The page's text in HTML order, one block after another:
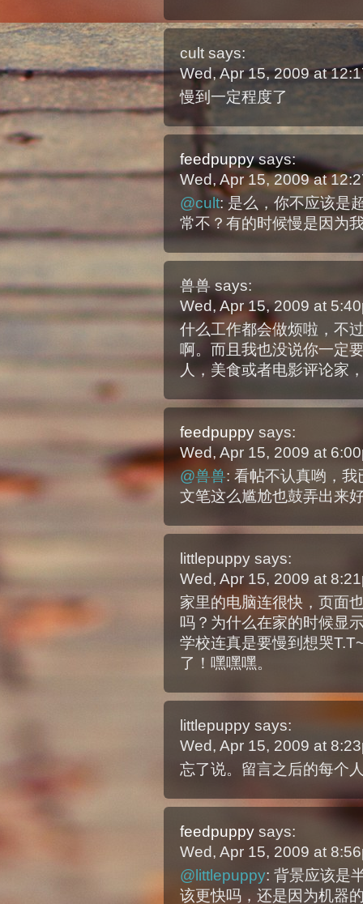
cult says:
Wed, Apr 15, 2009 at
慢到一定程度了
feedpuppy says:
Wed, Apr 15, 2009 at
@cult: 是么，你不应该是
常不？有的时候慢是因为
兽兽 says:
Wed, Apr 15, 2009 at
什么工作都会做烦啦，不
啊。而且我也没说你一定
人，美食或者电影评论家
feedpuppy says:
Wed, Apr 15, 2009 at
@兽兽: 看帖不认真哟，
文笔这么尴尬也鼓弄出来
littlepuppy says:
Wed, Apr 15, 2009 at
家里的电脑连很快，页面
吗？为什么在家的时候显
学校连真是要慢到想哭
了！嘿嘿嘿。
littlepuppy says:
Wed, Apr 15, 2009 at
忘了说。留言之后的每个
feedpuppy says:
Wed, Apr 15, 2009 at
@littlepuppy: 背景应该是
该更快吗，还是因为机器